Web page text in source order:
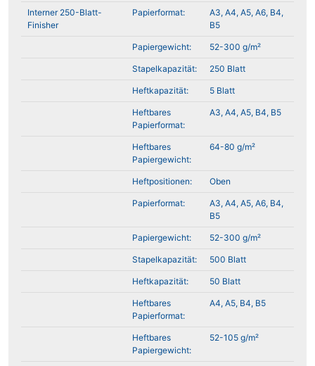
Interner 250-Blatt-
Finisher
Papierformat:
A3, A4, A5, A6, B4,
B5
Papiergewicht: 52-300 g/m²
Stapelkapazität: 250 Blatt
Heftkapazität: 5 Blatt
Heftbares
Papierformat:
A3, A4, A5, B4, B5
Heftbares
Papiergewicht:
64-80 g/m²
Heftpositionen: Oben
Papierformat:
A3, A4, A5, A6, B4,
B5
Papiergewicht: 52-300 g/m²
Stapelkapazität: 500 Blatt
Heftkapazität: 50 Blatt
Heftbares
Papierformat:
A4, A5, B4, B5
Heftbares
Papiergewicht:
52-105 g/m²